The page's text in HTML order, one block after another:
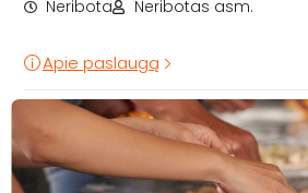
Neribota
Neribotas asm.
Apie paslaugą